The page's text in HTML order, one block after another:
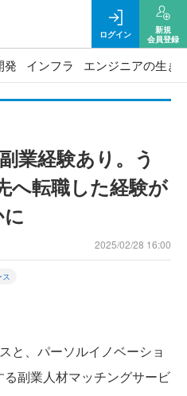
ログイン
新規
会員登録
発 インフラ エンジニアの生き
業経験あり。う
へ転職した経験が
2025/02/28 16:00
ス
と、パーソルイノベーショ
副業人材マッチングサービ